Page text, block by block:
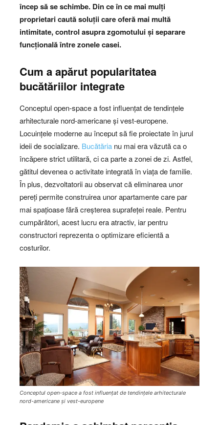
încep să se schimbe. Din ce în ce mai mulți
proprietari caută soluții care oferă mai multă
intimitate, control asupra zgomotului și separare
funcțională între zonele casei.
Cum a apărut popularitatea
bucătăriilor integrate
Conceptul open-space a fost influențat de tendințele
arhitecturale nord-americane și vest-europene.
Locuințele moderne au început să fie proiectate în jurul
ideii de socializare. Bucătăria nu mai era văzută ca o
încăpere strict utilitară, ci ca parte a zonei de zi. Astfel,
gătitul devenea o activitate integrată în viața de familie.
În plus, dezvoltatorii au observat că eliminarea unor
pereți permite construirea unor apartamente care par
mai spațioase fără creșterea suprafeței reale. Pentru
cumpărători, acest lucru era atractiv, iar pentru
constructori reprezenta o optimizare eficientă a
costurilor.
Conceptul open-space a fost influențat de tendințele arhitecturale
nord-americane și vest-europene